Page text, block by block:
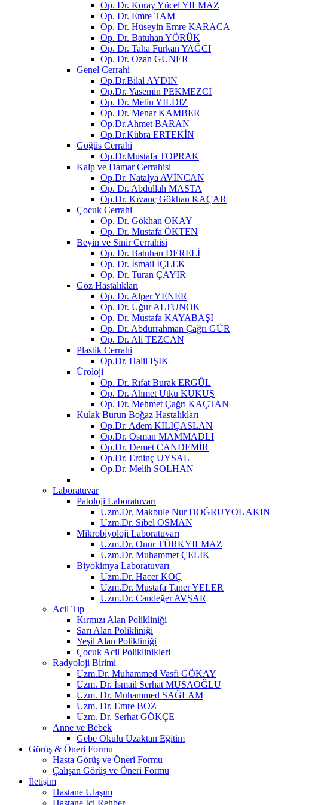
Op. Dr. Koray Yücel YILMAZ
Op. Dr. Emre TAM
Op. Dr. Hüseyin Emre KARACA
Op. Dr. Batuhan YÖRÜK
Op. Dr. Taha Furkan YAĞCI
Op. Dr. Ozan GÜNER
Genel Cerrahi
Op.Dr.Bilal AYDIN
Op.Dr. Yasemin PEKMEZCİ
Op. Dr. Metin YILDIZ
Op. Dr. Menar KAMBER
Op.Dr.Ahmet BARAN
Op.Dr.Kübra ERTEKİN
Göğüs Cerrahi
Op.Dr.Mustafa TOPRAK
Kalp ve Damar Cerrahisi
Op.Dr. Natalya AVİNCAN
Op. Dr. Abdullah MASTA
Op.Dr. Kıvanç Gökhan KAÇAR
Çocuk Cerrahi
Op. Dr. Gökhan OKAY
Op. Dr. Mustafa ÖKTEN
Beyin ve Sinir Cerrahisi
Op. Dr. Batuhan DERELİ
Op. Dr. İsmail İÇLEK
Op. Dr. Turan ÇAYIR
Göz Hastalıkları
Op. Dr. Alper YENER
Op. Dr. Uğur ALTUNOK
Op. Dr. Mustafa KAYABAŞI
Op. Dr. Abdurrahman Çağrı GÜR
Op. Dr. Ali TEZCAN
Plastik Cerrahi
Op.Dr. Halil IŞIK
Üroloji
Op. Dr. Rıfat Burak ERGÜL
Op. Dr. Ahmet Utku KUKUŞ
Op. Dr. Mehmet Çağrı KAÇTAN
Kulak Burun Boğaz Hastalıkları
Op.Dr. Adem KILIÇASLAN
Op.Dr. Osman MAMMADLI
Op.Dr. Demet CANDEMİR
Op.Dr. Erdinç UYSAL
Op.Dr. Melih SOLHAN
Laboratuvar
Patoloji Laboratuvarı
Uzm.Dr. Makbule Nur DOĞRUYOL AKIN
Uzm.Dr. Sibel OSMAN
Mikrobiyoloji Laboratuvarı
Uzm.Dr. Onur TÜRKYILMAZ
Uzm.Dr. Muhammet ÇELİK
Biyokimya Laboratuvarı
Uzm.Dr. Hacer KOÇ
Uzm.Dr. Mustafa Taner YELER
Uzm.Dr. Candeğer AVŞAR
Acil Tıp
Kırmızı Alan Polikliniği
Sarı Alan Polikliniği
Yeşil Alan Polikliniği
Çocuk Acil Poliklinikleri
Radyoloji Birimi
Uzm.Dr. Muhammed Vasfi GÖKAY
Uzm. Dr. İsmail Serhat MUSAOĞLU
Uzm. Dr. Muhammed SAĞLAM
Uzm. Dr. Emre BOZ
Uzm. Dr. Serhat GÖKÇE
Anne ve Bebek
Gebe Okulu Uzaktan Eğitim
Görüş & Öneri Formu
Hasta Görüş ve Öneri Formu
Çalışan Görüş ve Öneri Formu
İletişim
Hastane Ulaşım
Hastane İçi Rehber